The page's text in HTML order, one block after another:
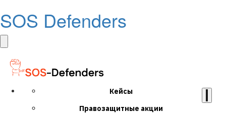
SOS Defenders
Кейсы
Правозащитные акции